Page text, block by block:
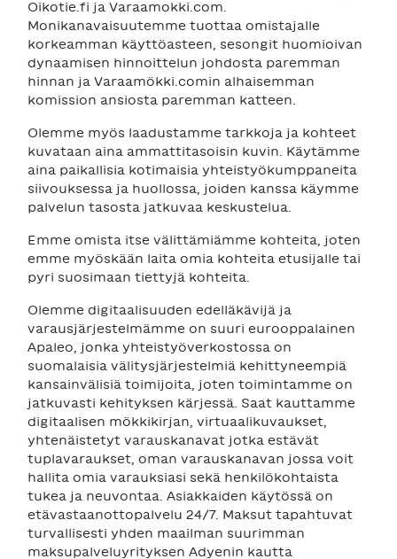
Oikotie.fi ja Varaamokki.com.
Monikanavaisuutemme tuottaa omistajalle
korkeamman käyttöasteen, sesongit huomioivan
dynaamisen hinnoittelun johdosta paremman
hinnan ja Varaamökki.comin alhaisemman
komission ansiosta paremman katteen.
Olemme myös laadustamme tarkkoja ja kohteet
kuvataan aina ammattitasoisin kuvin. Käytämme
aina paikallisia kotimaisia yhteistyökumppaneita
siivouksessa ja huollossa, joiden kanssa käymme
palvelun tasosta jatkuvaa keskustelua.
Emme omista itse välittämiämme kohteita, joten
emme myöskään laita omia kohteita etusijalle tai
pyri suosimaan tiettyjä kohteita.
Olemme digitaalisuuden edelläkävijä ja
varausjärjestelmämme on suuri eurooppalainen
Apaleo, jonka yhteistyöverkostossa on
suomalaisia välitysjärjestelmiä kehittyneempiä
kansainvälisiä toimijoita, joten toimintamme on
jatkuvasti kehityksen kärjessä. Saat kauttamme
digitaalisen mökkikirjan, virtuaalikuvaukset,
yhtenäistetyt varauskanavat jotka estävät
tuplavaraukset, oman varauskanavan jossa voit
hallita omia varauksiasi sekä henkilökohtaista
tukea ja neuvontaa. Asiakkaiden käytössä on
etävastaanottopalvelu 24/7. Maksut tapahtuvat
turvallisesti yhden maailman suurimman
maksupalveluyrityksen Adyenin kautta